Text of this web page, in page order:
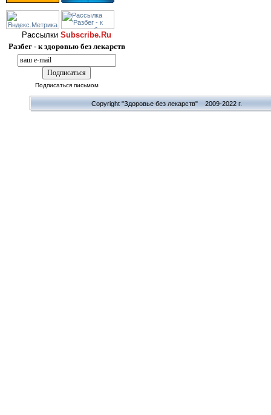
Рассылки Subscribe.Ru
Разбег - к здоровью без лекарств
Подписаться письмом
Copyright "Здоровье без лекарств" 2009-2022 г.